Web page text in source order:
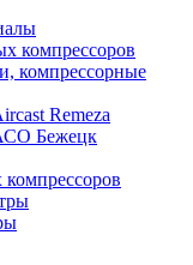
компрессоров
компрессорные
Remeza
Бежецк